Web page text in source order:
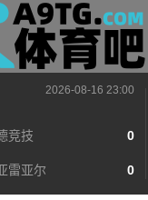
2026-08-16 23:00
竞技 0
雷亚尔 0